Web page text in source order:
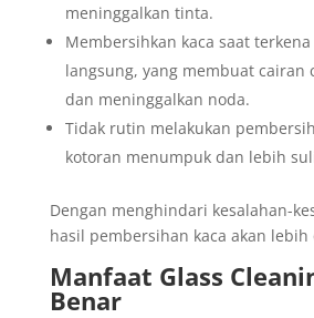
meninggalkan tinta.
Membersihkan kaca saat
langsung, yang membuat cairan
dan meninggalkan noda.
Tidak rutin melakukan
kotoran menumpuk dan lebih
Dengan menghindari kesalahan-
hasil pembersihan kaca akan lebih
Manfaat Glass
Benar